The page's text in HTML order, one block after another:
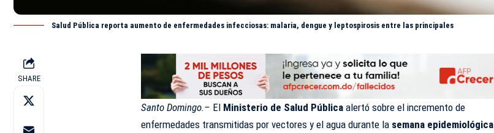
Salud Pública reporta aumento de enfermedades infecciosas: malaria, dengue y leptospirosis entre las principales
SHARE
Santo Domingo.– El Ministerio de Salud Pública alertó sobre el incremento de
enfermedades transmitidas por vectores y el agua durante la semana epidemiológica